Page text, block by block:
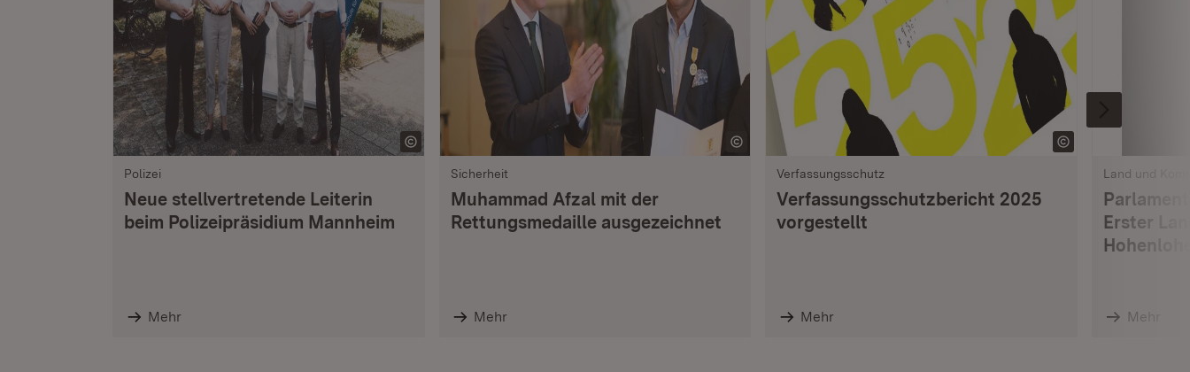
Polizei
Neue stellvertretende Leiterin
beim Polizeipräsidium Mannheim
Mehr
Sicherheit
Muhammad Afzal mit der
Rettungsmedaille ausgezeichnet
Mehr
Verfassungsschutz
Verfassungsschutzbericht 2025
vorgestellt
Mehr
Land und
Erster
Mehr